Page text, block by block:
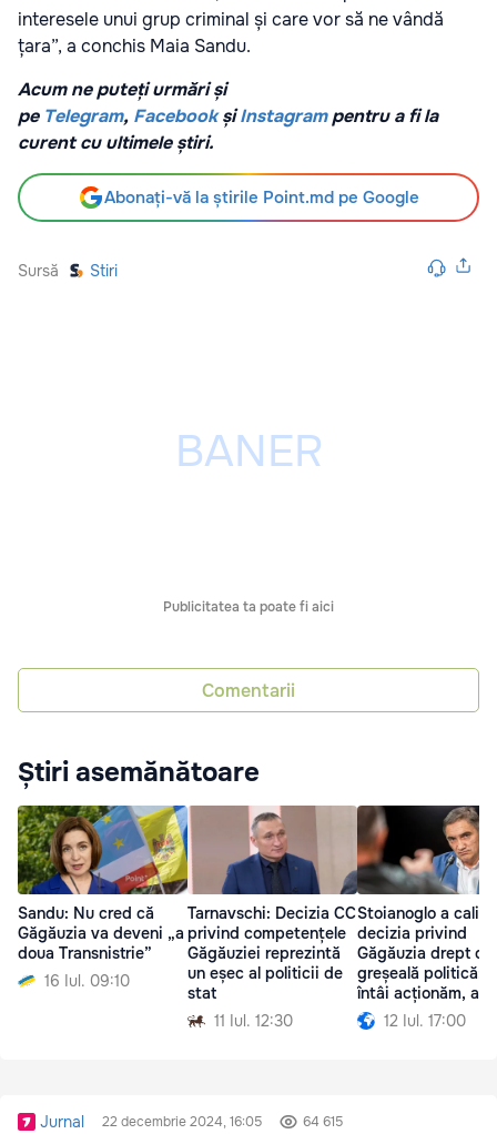
interesele unui grup criminal și care vor să ne vândă
țara”, a conchis Maia Sandu.
Acum ne puteți urmări și
pe Telegram, Facebook șiInstagrampentru a fi la
curent cu ultimele știri.
Abonați-vă la știrile Point.md pe Google
Sursă Stiri
Publicitatea ta poate fi aici
Comentarii
Știri asemănătoare
Sandu: Nu cred că
Găgăuzia va deveni „a
doua Transnistrie”
16 Iul. 09:10
Tarnavschi: Decizia CC
privind competențele
Găgăuziei reprezintă
un eșec al politicii de
stat
11 Iul. 12:30
Stoianoglo a
decizia privind
Găgăuzia drept o
greșeală politică:
întâi acționăm,
gândim12 Iul. 17:00
Jurnal 22 decembrie 2024, 16:05 64 615